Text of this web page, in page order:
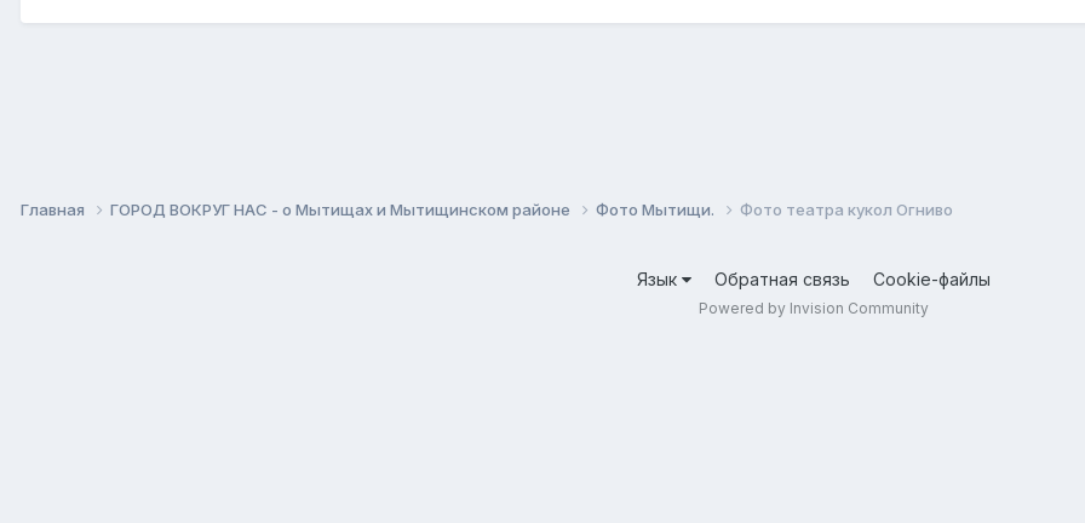
Главная ГОРОД ВОКРУГ НАС - о Мытищах и Мытищинском районе Фото Мытищи. Фото театра кукол Огниво
Язык Обратная связь Cookie-файлы
Powered by Invision Community